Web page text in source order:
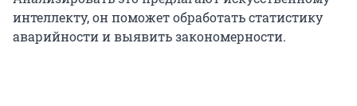
интеллекту, он поможет обработать статистику
аварийности и выявить закономерности.